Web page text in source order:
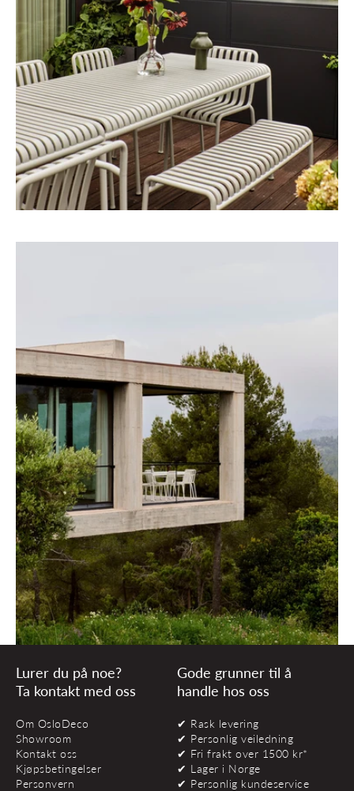
Lurer du på noe?
Ta kontakt med oss
Om OsloDeco
Showroom
Kontakt oss
Kjøpsbetingelser
Personvern
Gode grunner til å
handle hos oss
✔ Rask levering
✔ Personlig veiledning
✔ Fri frakt over 1500 kr*
✔ Lager i Norge
✔ Personlig kundeservice